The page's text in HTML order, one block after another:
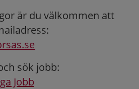
är du välkommen att
sök jobb:
Jobb